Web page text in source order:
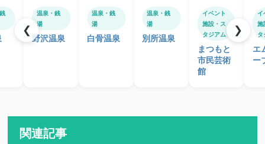
温泉・銭
湯
野沢温泉
温泉・銭
湯
白骨温泉
温泉・銭
湯
別所温泉
イベント
施設・ス
タジアム
まつもと
市民芸術
館
イ
施
タ
エ
ー
❮ ❯
関連記事